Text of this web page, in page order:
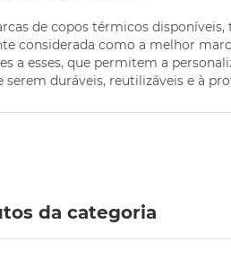
de copos térmicos
considerada como a melhor
a esses, que permitem a
duráveis, reutilizáveis e à
da categoria